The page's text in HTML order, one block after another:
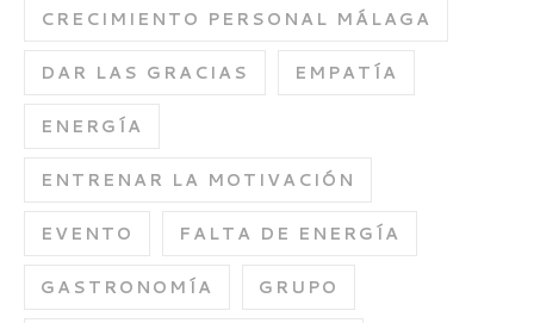
CRECIMIENTO PERSONAL MÁLAGA
DAR LAS GRACIAS EMPATÍA
ENERGÍA
ENTRENAR LA MOTIVACIÓN
EVENTO FALTA DE ENERGÍA
GASTRONOMÍA GRUPO